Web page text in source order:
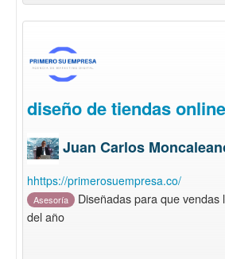
diseño de tiendas online
Juan Carlos
hhttps://primerosuempresa.co/
Asesoría
Diseñadas para que
del año